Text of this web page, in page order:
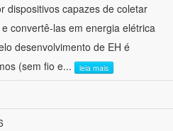
dispositivos capazes de coletar
convertê-las em energia elétrica
desenvolvimento de EH é
(sem fio e... leia mais